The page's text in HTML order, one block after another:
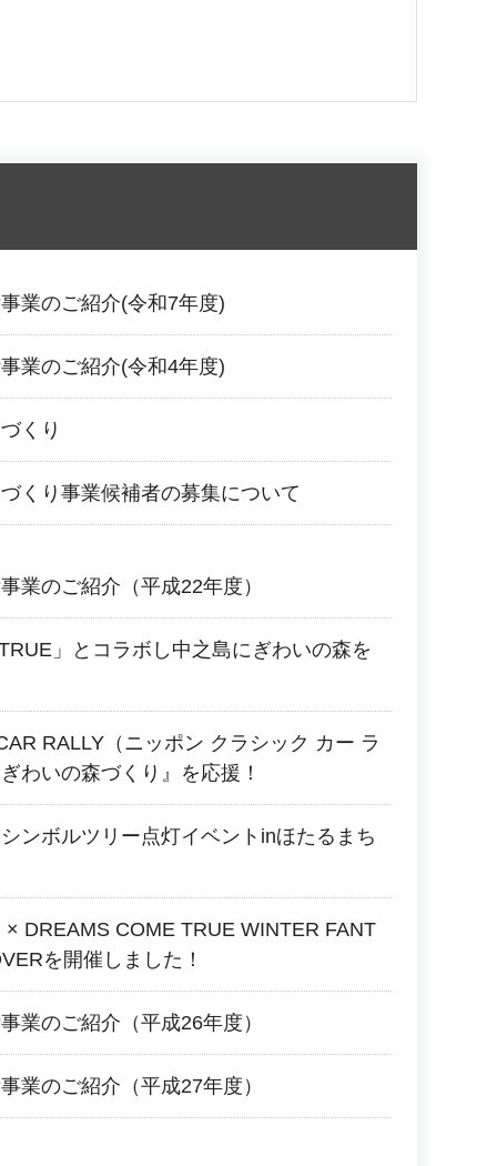
業のご紹介(令和7年度)
業のご紹介(令和4年度)
くり
くり事業候補者の募集について
業のご紹介（平成22年度）
」とコラボし中之島にぎわいの森を
RALLY（ニッポン クラシック カー ラ
わいの森づくり』を応援！
ンボルツリー点灯イベントinほたるまち
DREAMS COME TRUE WINTER FANT
を開催しました！
業のご紹介（平成26年度）
業のご紹介（平成27年度）